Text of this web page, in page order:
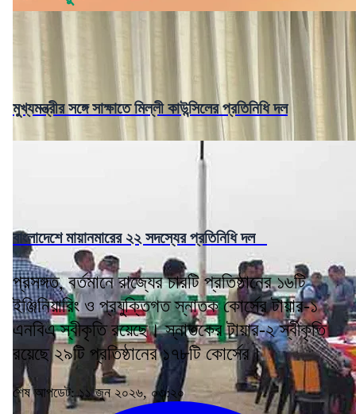
মুখ্যমন্ত্রীর সঙ্গে সাক্ষাতে মিল্লী কাউন্সিলের প্রতিনিধি দল
বাংলাদেশে মায়ানমারের ২২ সদস্যের প্রতিনিধি দল
প্রসঙ্গত, বর্তমানে রাজ্যের চারটি প্রতিষ্ঠানের ১৬টি
ইঞ্জিনিয়ারিং ও প্রযুক্তিগত স্নাতক কোর্সের টায়ার-১
এনবিএ স্বীকৃতি রয়েছে। স্নাতকের টায়ার-২ স্বীকৃতি
রয়েছে ২৯টি প্রতিষ্ঠানের ১৭৮টি কোর্সের।
শেষ আপডেট: ১১ জুন ২০২৬, ০৩:২০